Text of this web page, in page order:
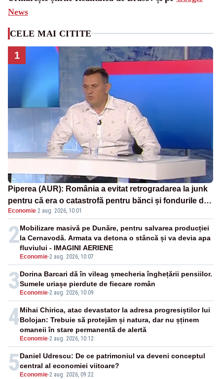
News
CELE MAI CITITE
1
Piperea (AUR): România a evitat retrogradarea la junk
pentru că era o catastrofă pentru bănci și fondurile de
pensii
Economie·2 aug. 2026, 10:01
2
Economie-2 aug. 2026, 10:07
Mobilizare masivă pe Dunăre, pentru salvarea producției
la Cernavodă. Armata va detona o stâncă și va devia apa
fluviului - IMAGINI AERIENE
3 Economie-2 aug. 2026, 10:09
Dorina Barcari dă în vileag șmecheria înghețării pensiilor.
Sumele uriașe pierdute de fiecare român
4
Economie-2 aug. 2026, 10:12
Mihai Chirica, atac devastator la adresa progresiștilor lui
Bolojan: Trebuie să protejăm și natura, dar nu șținem
omaneii în stare permanentă de alertă
5 Economie-2 aug. 2026, 09:22
Daniel Udrescu: De ce patrimoniul va deveni conceptul
central al economiei viitoare?